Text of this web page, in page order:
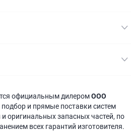
официальным дилеромООО
и прямые поставки систем
оригинальных запасных частей, по
всех гарантий изготовителя.